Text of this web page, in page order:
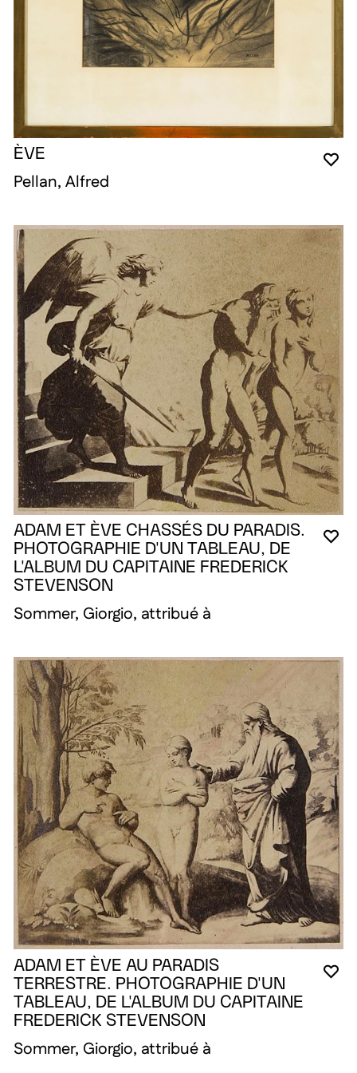
ÈVE
Pellan, Alfred
ADAM ET ÈVE CHASSÉS DU PARADIS.
PHOTOGRAPHIE D'UN TABLEAU, DE
L'ALBUM DU CAPITAINE FREDERICK
STEVENSON
Sommer, Giorgio, attribué à
ADAM ET ÈVE AU PARADIS
TERRESTRE. PHOTOGRAPHIE D'UN
TABLEAU, DE L'ALBUM DU CAPITAINE
FREDERICK STEVENSON
Sommer, Giorgio, attribué à